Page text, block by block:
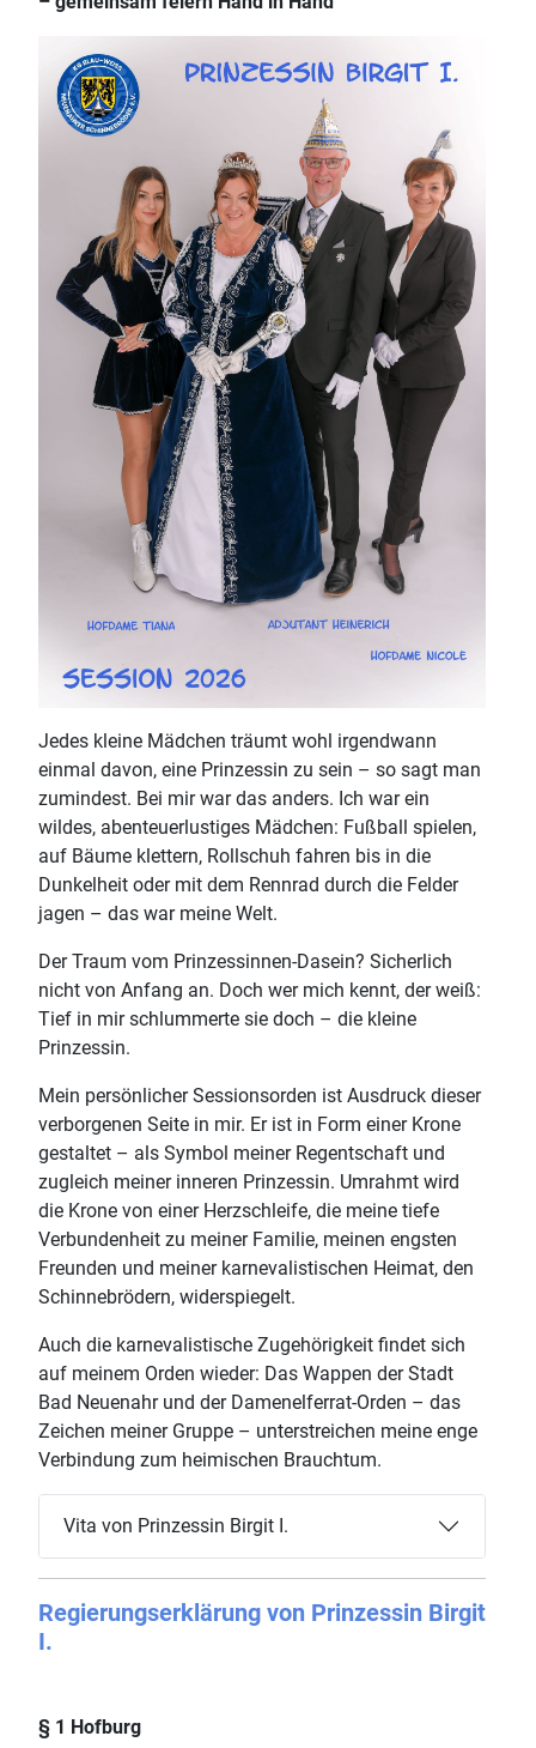
Jedes kleine Mädchen träumt wohl irgendwann
einmal davon, eine Prinzessin zu sein – so sagt man
zumindest. Bei mir war das anders. Ich war ein
wildes, abenteuerlustiges Mädchen: Fußball spielen,
auf Bäume klettern, Rollschuh fahren bis in die
Dunkelheit oder mit dem Rennrad durch die Felder
jagen – das war meine Welt.
Der Traum vom Prinzessinnen-Dasein? Sicherlich
nicht von Anfang an. Doch wer mich kennt, der weiß:
Tief in mir schlummerte sie doch – die kleine
Prinzessin.
Mein persönlicher Sessionsorden ist Ausdruck dieser
verborgenen Seite in mir. Er ist in Form einer Krone
gestaltet – als Symbol meiner Regentschaft und
zugleich meiner inneren Prinzessin. Umrahmt wird
die Krone von einer Herzschleife, die meine tiefe
Verbundenheit zu meiner Familie, meinen engsten
Freunden und meiner karnevalistischen Heimat, den
Schinnebrödern, widerspiegelt.
Auch die karnevalistische Zugehörigkeit findet sich
auf meinem Orden wieder: Das Wappen der Stadt
Bad Neuenahr und der Damenelferrat-Orden – das
Zeichen meiner Gruppe – unterstreichen meine enge
Verbindung zum heimischen Brauchtum.
Vita von Prinzessin Birgit I.
Regierungserklärung von Prinzessin Birgit
I.
§ 1 Hofburg